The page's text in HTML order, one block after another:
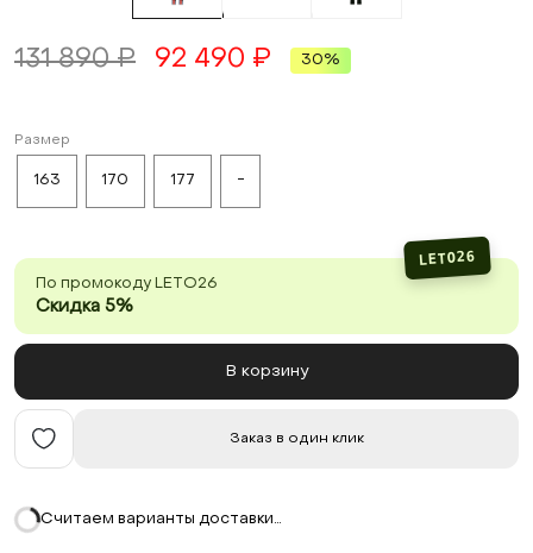
131 890 ₽ 92 490 ₽ 30%
Размер
163 170 177 -
LETO26
По промокоду LETO26
Скидка 5%
В корзину
Заказ в один клик
Считаем варианты доставки…